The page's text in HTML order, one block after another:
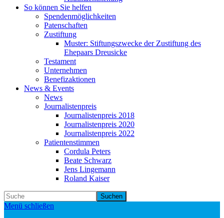
So können Sie helfen
Spendenmöglichkeiten
Patenschaften
Zustiftung
Muster: Stiftungszwecke der Zustiftung des
Ehepaars Dreusicke
Testament
Unternehmen
Benefizaktionen
News & Events
News
Journalistenpreis
Journalistenpreis 2018
Journalistenpreis 2020
Journalistenpreis 2022
Patientenstimmen
Cordula Peters
Beate Schwarz
Jens Lingemann
Roland Kaiser
Suchen
Menü schließen